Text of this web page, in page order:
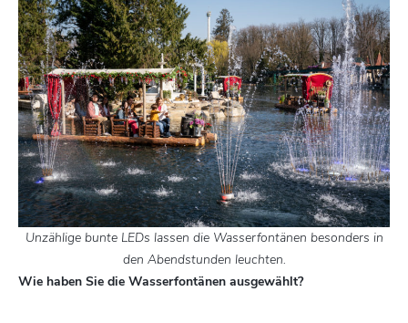
Unzählige bunte LEDs lassen die Wasserfontänen besonders in
den Abendstunden leuchten.
Wie haben Sie die Wasserfontänen ausgewählt?